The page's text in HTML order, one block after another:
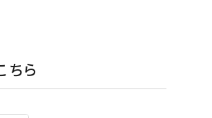
ちら